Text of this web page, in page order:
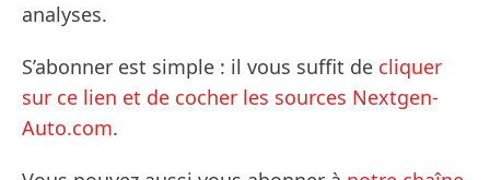
analyses.
S’abonner est simple : il vous suffit de cliquer
sur ce lien et de cocher les sources Nextgen-
Auto.com.